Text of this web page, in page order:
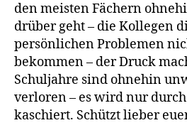
den meisten Fächern
drüber geht – die Kollegen
persönlichen Problemen
bekommen – der Druck
Schuljahre sind ohnehin
verloren – es wird nur
kaschiert. Schützt lieber